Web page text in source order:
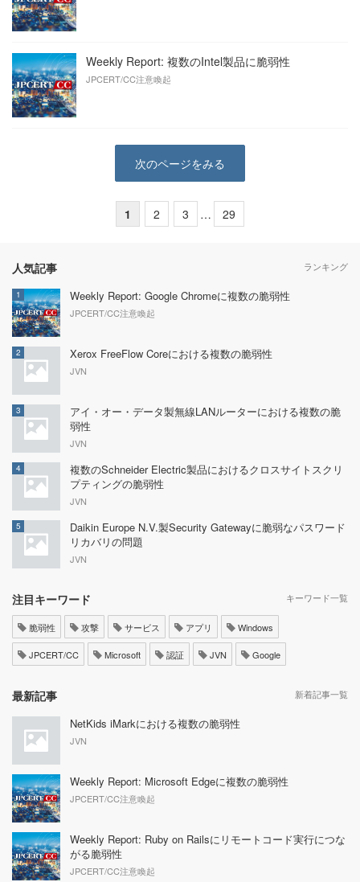
Weekly Report: 複数のIntel製品に脆弱性
JPCERT/CC注意喚起
次のページをみる
1 2 3 … 29
人気記事 ランキング
1 Weekly Report: Google Chromeに複数の脆弱性
JPCERT/CC注意喚起
2 Xerox FreeFlow Coreにおける複数の脆弱性
JVN
3
アイ・オー・データ製無線LANルーターにおける複数の脆
弱性
JVN
4
複数のSchneider Electric製品におけるクロスサイトスクリ
プティングの脆弱性
JVN
5
Daikin Europe N.V.製Security Gatewayに脆弱なパスワード
リカバリの問題
JVN
注目キーワード キーワード一覧
脆弱性 攻撃 サービス アプリ Windows
JPCERT/CC Microsoft 認証 JVN Google
最新記事 新着記事一覧
NetKids iMarkにおける複数の脆弱性
JVN
Weekly Report: Microsoft Edgeに複数の脆弱性
JPCERT/CC注意喚起
Weekly Report: Ruby on Railsにリモートコード実行につな
がる脆弱性
JPCERT/CC注意喚起